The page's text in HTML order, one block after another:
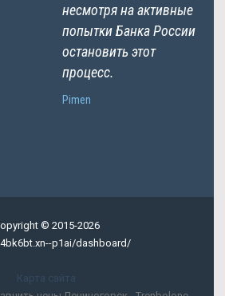
несмотря на активные
попытки Банка России
остановить этот
процесс.
Pimen
© 2015-2026
p1ai/dashboard/
Карта сайта